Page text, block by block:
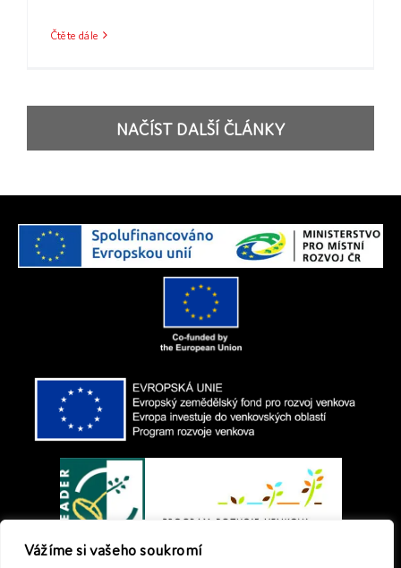
Vážíme si vašeho soukromí
Čtěte dále
NAČÍST DALŠÍ ČLÁNKY